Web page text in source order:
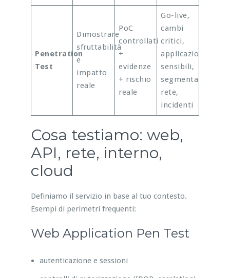
Penetration
Test
Dimostrare
sfruttabilità
e
impatto
reale
PoC
controllati
+
evidenze
+ rischio
reale
Go-live,
cambi
critici,
applicazioni
sensibili,
segmentazione
rete,
incidenti
Cosa testiamo: web,
API, rete, interno,
cloud
Definiamo il servizio in base al tuo contesto.
Esempi di perimetri frequenti:
Web Application Pen Test
autenticazione e sessioni